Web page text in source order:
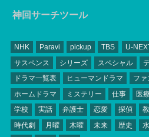
神回サーチツール
NHK Paravi pickup TBS U-
サスペンス
シリーズ スペシャル
ドラマ一覧表
ヒューマンドラマ ファ
ホームドラマ
ミステリー 仕事 医
学校
実話 弁護士 恋愛 探偵
時代劇
月曜 木曜 未来 歴史